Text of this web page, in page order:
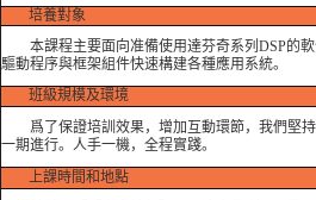
培養對象
本課程主要面向准備使用達芬奇系列DSP的軟
驅動程序與框架組件快速構建各種應用系統。
班級規模及環境
爲了保證培訓效果，增加互動環節，我們堅持
一期進行。人手一機，全程實踐。
上課時間和地點